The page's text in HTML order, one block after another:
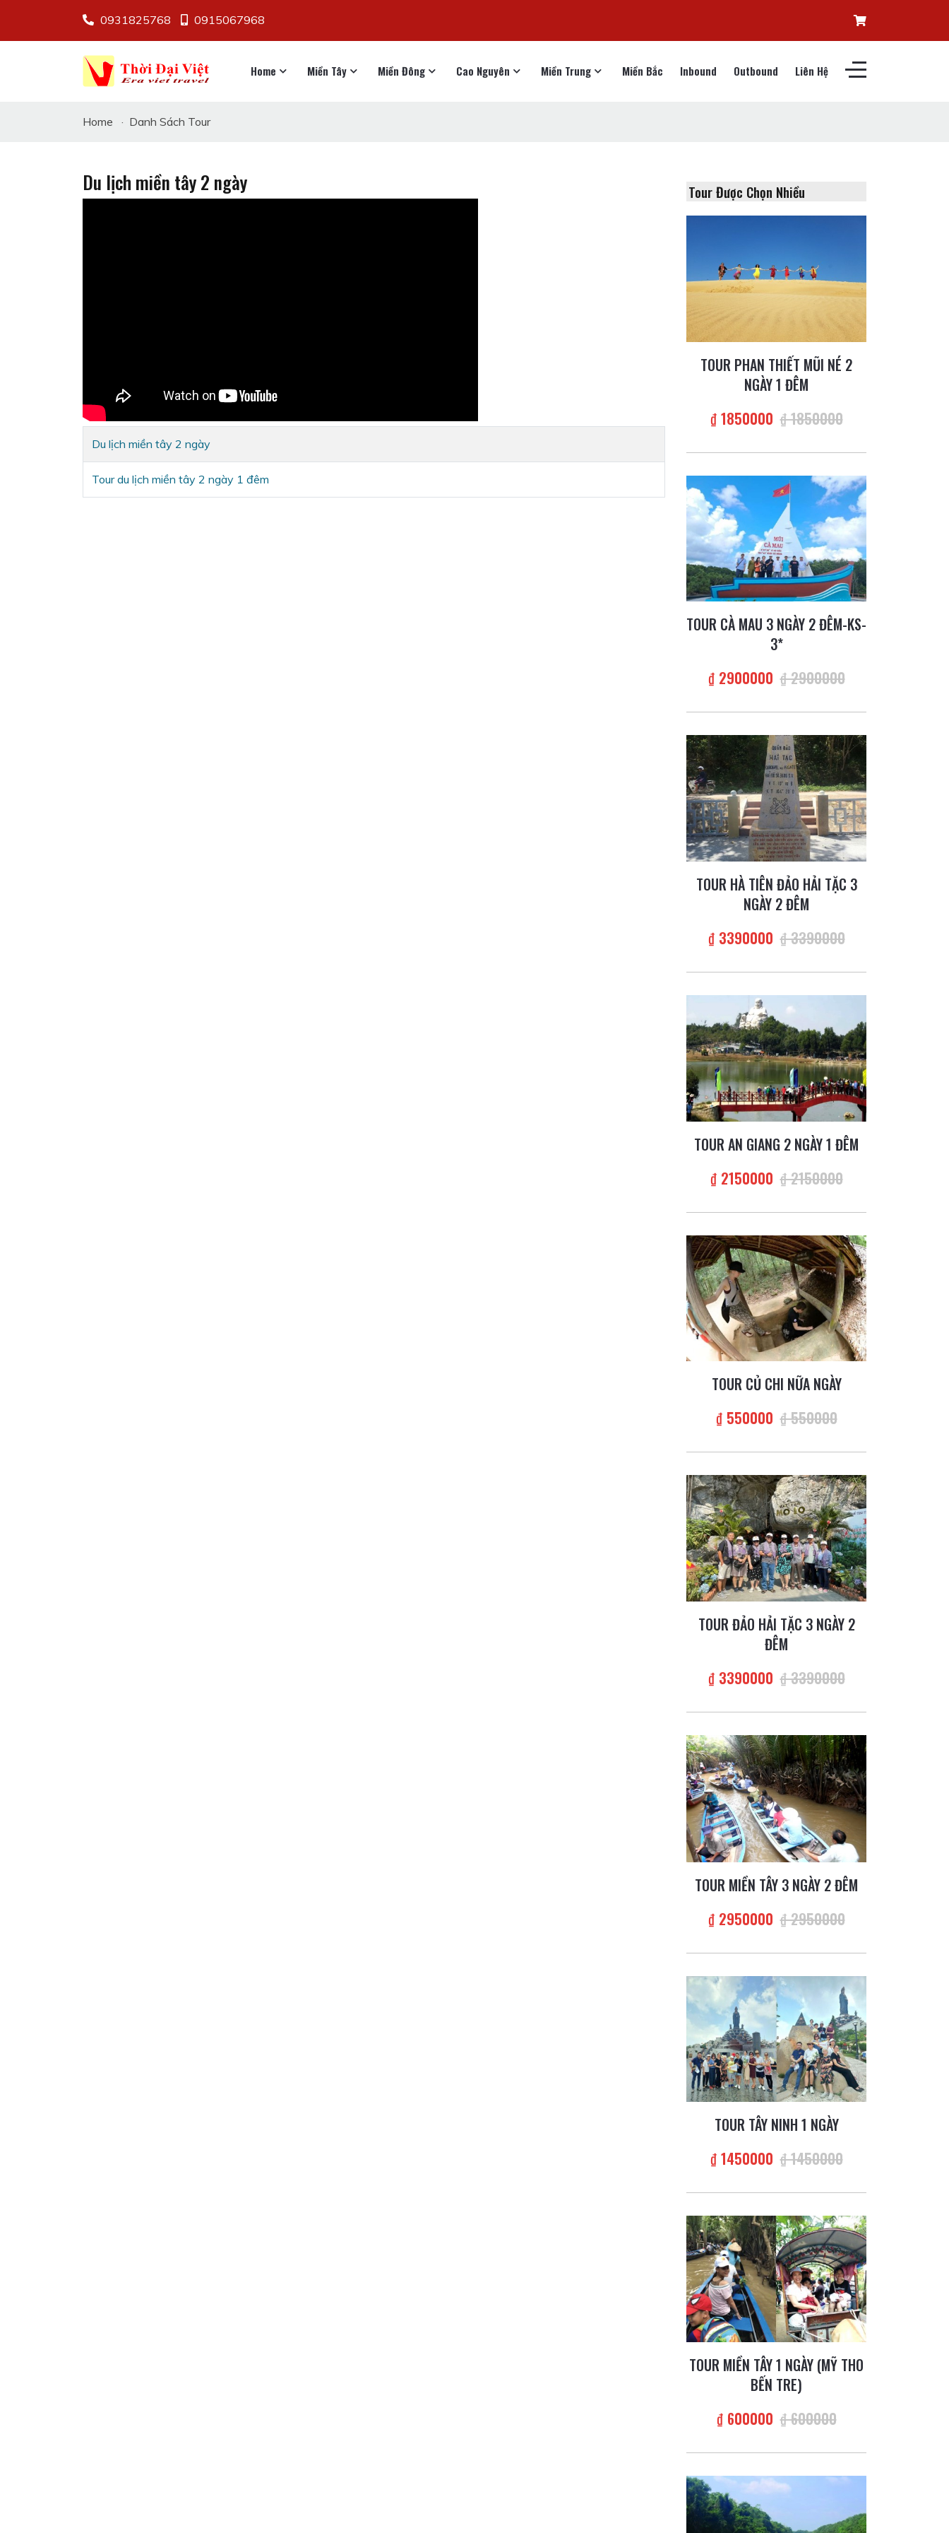
0931825768 0915067968
Home Miền Tây Miền Đông Cao Nguyên Miền Trung Miền Bắc Inbound Outbound Liên Hệ
Home · Danh Sách Tour
Du lịch miền tây 2 ngày
Du lịch miền tây 2 ngày
Tour du lịch miền tây 2 ngày 1 đêm
Tour Được Chọn Nhiều
TOUR PHAN THIẾT MŨI NÉ 2
NGÀY 1 ĐÊM
₫ 1850000 ₫ 1850000
TOUR CÀ MAU 3 NGÀY 2 ĐÊM-KS-
3*
₫ 2900000 ₫ 2900000
TOUR HÀ TIÊN ĐẢO HẢI TẶC 3
NGÀY 2 ĐÊM
₫ 3390000 ₫ 3390000
TOUR AN GIANG 2 NGÀY 1 ĐÊM
₫ 2150000 ₫ 2150000
TOUR CỦ CHI NỮA NGÀY
₫ 550000 ₫ 550000
TOUR ĐẢO HẢI TẶC 3 NGÀY 2
ĐÊM
₫ 3390000 ₫ 3390000
TOUR MIỀN TÂY 3 NGÀY 2 ĐÊM
₫ 2950000 ₫ 2950000
TOUR TÂY NINH 1 NGÀY
₫ 1450000 ₫ 1450000
TOUR MIỀN TÂY 1 NGÀY (MỸ THO
BẾN TRE)
₫ 600000 ₫ 600000